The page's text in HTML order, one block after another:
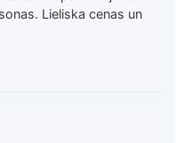
Lieliska cenas un